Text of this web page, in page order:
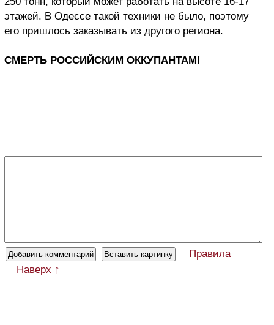
этажей. В Одессе такой техники не было, поэтому
его пришлось заказывать из другого региона.
СМЕРТЬ РОССИЙСКИМ ОККУПАНТАМ!
Правила
Наверх ↑